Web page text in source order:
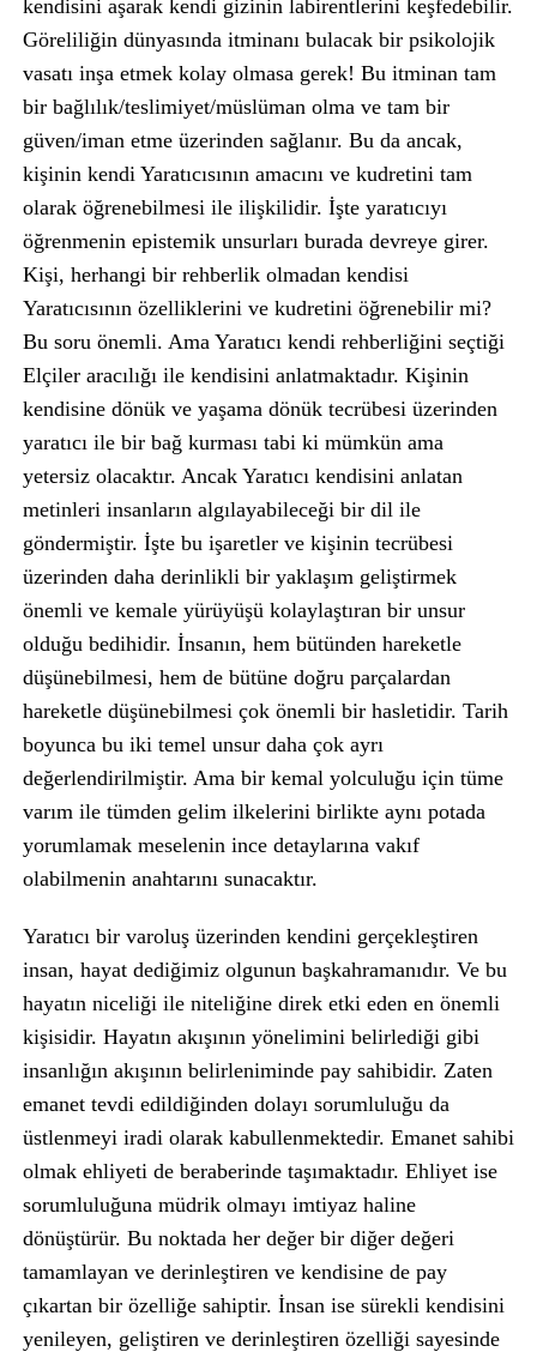
kendisini aşarak kendi gizinin labirentlerini keşfedebilir.
Göreliliğin dünyasında itminanı bulacak bir psikolojik
vasatı inşa etmek kolay olmasa gerek! Bu itminan tam
bir bağlılık/teslimiyet/müslüman olma ve tam bir
güven/iman etme üzerinden sağlanır. Bu da ancak,
kişinin kendi Yaratıcısının amacını ve kudretini tam
olarak öğrenebilmesi ile ilişkilidir. İşte yaratıcıyı
öğrenmenin epistemik unsurları burada devreye girer.
Kişi, herhangi bir rehberlik olmadan kendisi
Yaratıcısının özelliklerini ve kudretini öğrenebilir mi?
Bu soru önemli. Ama Yaratıcı kendi rehberliğini seçtiği
Elçiler aracılığı ile kendisini anlatmaktadır. Kişinin
kendisine dönük ve yaşama dönük tecrübesi üzerinden
yaratıcı ile bir bağ kurması tabi ki mümkün ama
yetersiz olacaktır. Ancak Yaratıcı kendisini anlatan
metinleri insanların algılayabileceği bir dil ile
göndermiştir. İşte bu işaretler ve kişinin tecrübesi
üzerinden daha derinlikli bir yaklaşım geliştirmek
önemli ve kemale yürüyüşü kolaylaştıran bir unsur
olduğu bedihidir. İnsanın, hem bütünden hareketle
düşünebilmesi, hem de bütüne doğru parçalardan
hareketle düşünebilmesi çok önemli bir hasletidir. Tarih
boyunca bu iki temel unsur daha çok ayrı
değerlendirilmiştir. Ama bir kemal yolculuğu için tüme
varım ile tümden gelim ilkelerini birlikte aynı potada
yorumlamak meselenin ince detaylarına vakıf
olabilmenin anahtarını sunacaktır.
Yaratıcı bir varoluş üzerinden kendini gerçekleştiren
insan, hayat dediğimiz olgunun başkahramanıdır. Ve bu
hayatın niceliği ile niteliğine direk etki eden en önemli
kişisidir. Hayatın akışının yönelimini belirlediği gibi
insanlığın akışının belirleniminde pay sahibidir. Zaten
emanet tevdi edildiğinden dolayı sorumluluğu da
üstlenmeyi iradi olarak kabullenmektedir. Emanet sahibi
olmak ehliyeti de beraberinde taşımaktadır. Ehliyet ise
sorumluluğuna müdrik olmayı imtiyaz haline
dönüştürür. Bu noktada her değer bir diğer değeri
tamamlayan ve derinleştiren ve kendisine de pay
çıkartan bir özelliğe sahiptir. İnsan ise sürekli kendisini
yenileyen, geliştiren ve derinleştiren özelliği sayesinde